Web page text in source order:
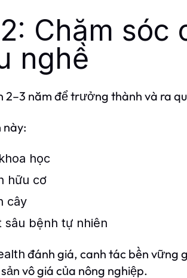
Chăm sóc
nghề
2–3 năm để trưởng thành và ra
này:
học
hữu cơ
cây
sâu bệnh tự nhiên
đánh giá, canh tác bền vững
vô giá của nông nghiệp.